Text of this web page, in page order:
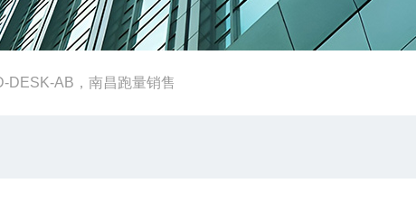
DESK-AB，南昌跑量销售